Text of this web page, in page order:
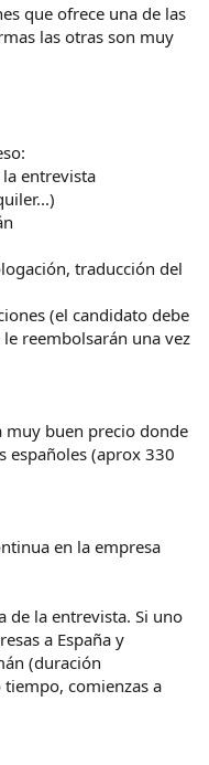
que ofrece una de las
las otras son muy
entrevista
traducción del
(el candidato debe
reembolsarán una vez
muy buen precio donde
españoles (aprox 330
en la empresa
de la entrevista. Si uno
a España y
(duración
comienzas a